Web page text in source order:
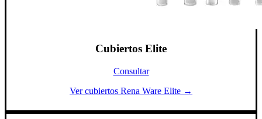
Cubiertos Elite
Consultar
Ver cubiertos Rena Ware Elite →